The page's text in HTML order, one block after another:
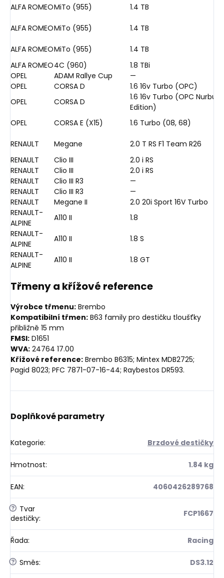
ALFA ROMEOMiTo (955) 1.4 TB
ALFA ROMEOMiTo (955) 1.4 TB
ALFA ROMEOMiTo (955)
1.4 TB
ALFA ROMEO4C (960)
1.8 TBi
OPEL
ADAM Rallye Cup
—
OPEL
CORSA D
1.6 16v Turbo (OPC)
OPEL
CORSA D
1.6 16v Turbo (OPC
Edition)
OPEL
CORSA E (X15) 1.6 Turbo (08, 68)
RENAULT Megane
2.0 T RS F1 Team R26
RENAULT
Clio III
2.0 i RS
RENAULT
Clio III
2.0 i RS
RENAULT
Clio III R3
—
RENAULT
Clio III R3
—
RENAULT
Megane II
2.0 20i Sport 16V Turbo
RENAULT-
ALPINE
A110 II
1.8
RENAULT-
ALPINE
A110 II
1.8 S
RENAULT-
ALPINE
A110 II 1.8 GT
Třmeny a křížové reference
Výrobce třmenu: Brembo
Kompatibilní třmen: B63 family pro destičku tloušťky
přibližně 15 mm
FMSI: D1651
WVA: 24764 17.00
Křížové reference: Brembo B6315; Mintex MDB2725;
Pagid 8023; PFC 7871-07-16-44; Raybestos DR593.
Doplňkové parametry
Kategorie: Brzdové destičky
Hmotnost: 1.84 kg
EAN: 4060426289768
? Tvar
destičky: FCP1667
Řada: Racing
? Směs: DS3.12